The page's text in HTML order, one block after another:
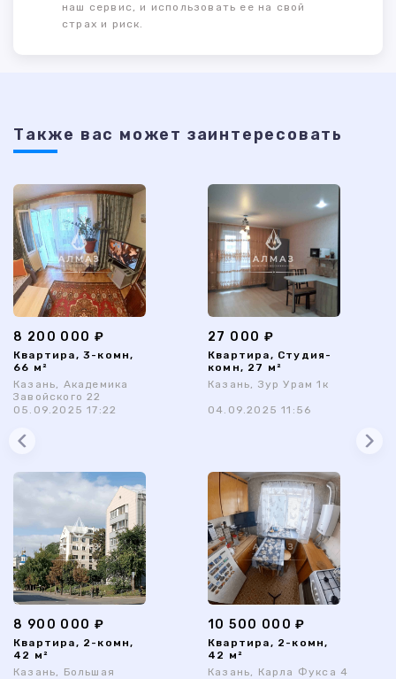
наш сервис, и использовать ее на свой
страх и риск.
Также ваc может заинтересовать
8 200 000 ₽
Квартира, 3-комн,
66 м²
Казань, Академика
Завойского 22
05.09.2025 17:22
27 000 ₽
Квартира, Студия-
комн, 27 м²
Казань, Зур Урам 1к
04.09.2025 11:56
8 900 000 ₽
Квартира, 2-комн,
42 м²
Казань, Большая
10 500 000 ₽
Квартира, 2-комн,
42 м²
Казань, Карла Фукса 4